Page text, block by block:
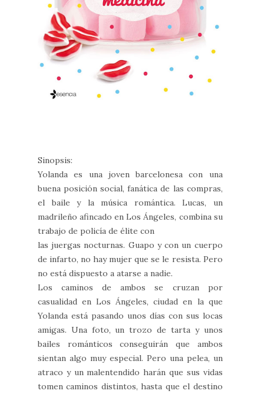
Sinopsis:
Yolanda es una joven barcelonesa con una
buena posición social, fanática de las compras,
el baile y la música romántica. Lucas, un
madrileño afincado en Los Ángeles, combina su
trabajo de policía de élite con
las juergas nocturnas. Guapo y con un cuerpo
de infarto, no hay mujer que se le resista. Pero
no está dispuesto a atarse a nadie.
Los caminos de ambos se cruzan por
casualidad en Los Ángeles, ciudad en la que
Yolanda está pasando unos días con sus locas
amigas. Una foto, un trozo de tarta y unos
bailes románticos conseguirán que ambos
sientan algo muy especial. Pero una pelea, un
atraco y un malentendido harán que sus vidas
tomen caminos distintos, hasta que el destino